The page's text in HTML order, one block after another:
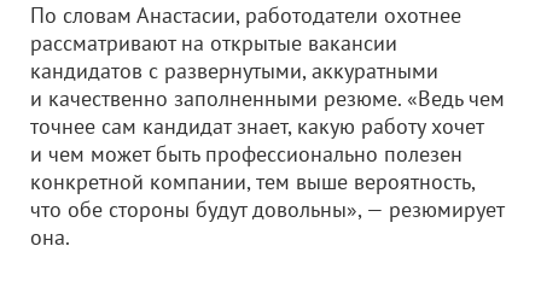
По словам Анастасии, работодатели охотнее
рассматривают на открытые вакансии
кандидатов с развернутыми, аккуратными
и качественно заполненными резюме. «Ведь чем
точнее сам кандидат знает, какую работу хочет
и чем может быть профессионально полезен
конкретной компании, тем выше вероятность,
что обе стороны будут довольны», — резюмирует
она.